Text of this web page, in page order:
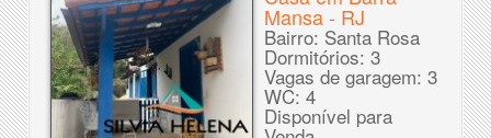
Mansa - RJ
Bairro: Santa Rosa
Dormitórios: 3
Vagas de garagem: 3
WC: 4
Disponível para